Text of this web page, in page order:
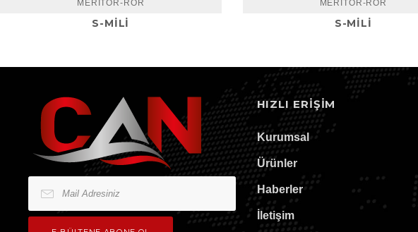
MERITOR-ROR
S-MİLİ
MERITOR-ROR
S-MİLİ
HIZLI ERIŞIM
Kurumsal
Ürünler
Haberler
İletişim